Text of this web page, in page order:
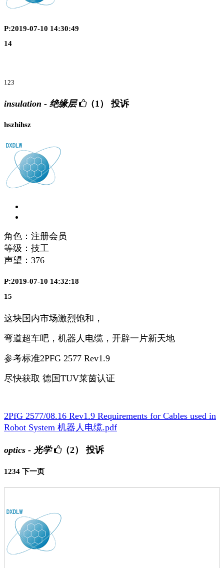
P:2019-07-10 14:30:49
14
123
insulation - 绝缘层 （1） 投诉
hszhihsz
角色：注册会员
等级：技工
声望： 376
P:2019-07-10 14:32:18
15
这块国内市场激烈饱和，
弯道超车吧，机器人电缆，开辟一片新天地
参考标准2PFG 2577 Rev1.9
尽快获取 德国TUV莱茵认证
2PfG 2577/08.16 Rev1.9 Requirements for Cables used in
Robot System 机器人电缆.pdf
optics - 光学 （2） 投诉
1234 下一页